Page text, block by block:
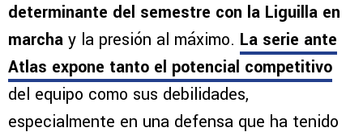
determinante del semestre con la Liguilla en
marcha y la presión al máximo. La serie ante
Atlas expone tanto el potencial competitivo
del equipo como sus debilidades,
especialmente en una defensa que ha tenido